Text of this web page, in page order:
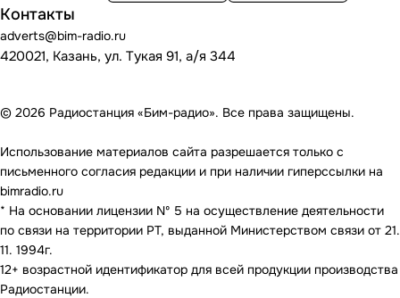
Контакты
adverts@bim-radio.ru
420021, Казань, ул. Тукая 91, а/я 344
© 2026 Радиостанция «Бим-радио». Все права защищены.
Использование материалов сайта разрешается только с
письменного согласия редакции и при наличии гиперссылки на
bimradio.ru
* На основании лицензии Nº 5 на осуществление деятельности
по связи на территории РТ, выданной Министерством связи от 21.
11. 1994г.
12+ возрастной идентификатор для всей продукции производства
Радиостанции.